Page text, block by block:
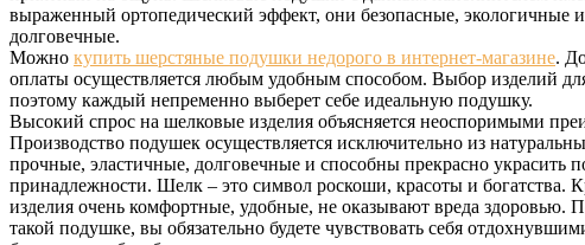
выраженный ортопедический эффект, они безопасные, экологичные и
долговечные.
Можно купить шерстяные подушки недорого в интернет-магазине.
оплаты осуществляется любым удобным способом. Выбор изделий
поэтому каждый непременно выберет себе идеальную подушку.
Высокий спрос на шелковые изделия объясняется неоспоримыми
Производство подушек осуществляется исключительно из
прочные, эластичные, долговечные и способны прекрасно украсить
принадлежности. Шелк – это символ роскоши, красоты и богатства.
изделия очень комфортные, удобные, не оказывают вреда здоровью.
такой подушке, вы обязательно будете чувствовать себя